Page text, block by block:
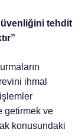
tehdit
ihmal
getirmek ve
konusundaki